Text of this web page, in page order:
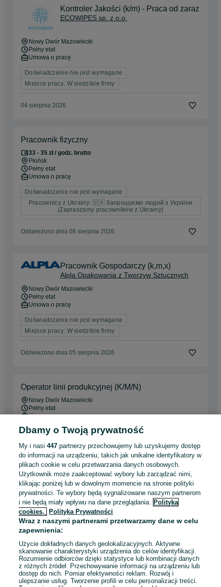
Kontroler Jakości (k/m) - Praca od zaraz
ECOWIPES sp. z o.o.
Nowy Dwór Mazowiecki
Pełny etat
Umowa o pracę
Doświadczenie nie jest wymagane
Miejsce pracy: W siedzibie firmy
04 sierpnia 2026
Pracownik fizyczny
33 - 35 zł / godz. brutto
Płońsk
Pełny etat
Umowa o pracę
Doświadczenie nie jest wymagane
Pracownicy z Ukrainy: 🇺🇦 Запрошуємо людей з України
(Zapraszamy pracowników z Ukrainy)
Odświeżono dnia 08 sierpnia 2026
Pracownik Gospodarczy (k,m,x)
Alpla Opakowania z Tworzyw Sztucznych
Nowy Dwór Mazowiecki
Pełny etat
Umowa o pracę
Doświadczenie nie jest wymagane
Miejsce pracy: W siedzibie firmy
Odświeżono dnia 05 sierpnia 2026
Operator linii produkcyjnej (K/M/N)
Nowy Dwór Mazowiecki
Pełny etat
Umowa o pracę
Odpowiednie doświadczenie zawodowe
Odświeżono dnia 07 sierpnia 2026
Centrum Medyczne DP MED - asystentka
stomatologiczna
Jabłonna
Pełny etat
Umowa o pracę
Specjalne wymagania: Książeczka sanepidowska
Doświadczenie nie jest wymagane
Dyspozycyjność: Praca zmianowa
Miejsce pracy: W siedzibie firmy
+ 1 inne
Dbamy o Twoją prywatność
My i nasi447 partnerzy przechowujemy lub uzyskujemy dostęp
do informacji na urządzeniu, takich jak unikalne identyfikatory w
plikach cookie w celu przetwarzania danych osobowych.
Użytkownik może zaakceptować wybory lub zarządzać nimi,
klikając poniżej lub w dowolnym momencie na stronie polityki
prywatności. Te wybory będą sygnalizowane naszym partnerom
i nie będą miały wpływu na dane przeglądania. Polityka
cookies,
Polityka Prywatności
Wraz z naszymi partnerami przetwarzamy dane w celu
zapewnienia:
Użycie dokładnych danych geolokalizacyjnych. Aktywne
skanowanie charakterystyki urządzenia do celów identyfikacji.
Rozumienie odbiorców dzięki statystyce lub kombinacji danych
z różnych źródeł. Przechowywanie informacji na urządzeniu lub
dostęp do nich. Pomiar efektywności reklam. Rozwój i
ulepszanie usług. Tworzenie profili w celu personalizacji treści.